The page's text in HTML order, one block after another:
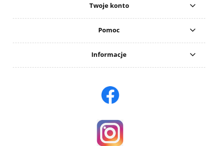
Twoje konto
Pomoc
Informacje